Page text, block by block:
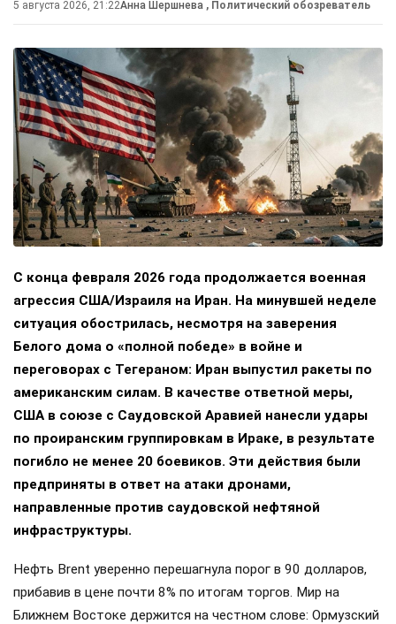
5 августа 2026, 21:22Анна Шершнева , Политический обозреватель
С конца февраля 2026 года продолжается военная
агрессия США/Израиля на Иран. На минувшей неделе
ситуация обострилась, несмотря на заверения
Белого дома о «полной победе» в войне и
переговорах с Тегераном: Иран выпустил ракеты по
американским силам. В качестве ответной меры,
США в союзе с Саудовской Аравией нанесли удары
по проиранским группировкам в Ираке, в результате
погибло не менее 20 боевиков. Эти действия были
предприняты в ответ на атаки дронами,
направленные против саудовской нефтяной
инфраструктуры.
Нефть Brent уверенно перешагнула порог в 90 долларов,
прибавив в цене почти 8% по итогам торгов. Мир на
Ближнем Востоке держится на честном слове: Ормузский